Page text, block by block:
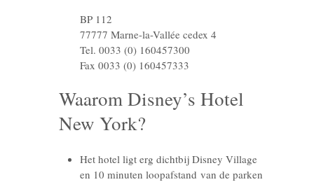
BP 112
77777 Marne-la-Vallée cedex 4
Tel. 0033 (0) 160457300
Fax 0033 (0) 160457333
Waarom Disney’s Hotel
New York?
Het hotel ligt erg dichtbij Disney Village
en 10 minuten loopafstand van de parken